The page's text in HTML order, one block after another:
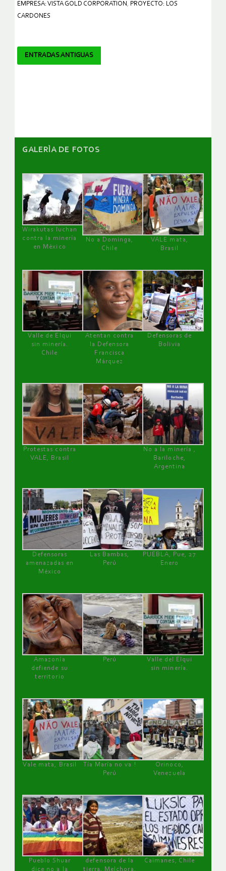
EMPRESA: VISTA GOLD CORPORATION , PROYECTO: LOS
CARDONES
Navegador
ENTRADAS ANTIGUAS
GALERÌA DE FOTOS
Wirakutas luchan
contra la minería
en México
No a Dominga,
Chile
VALE mata,
Brasil
Valle de Elqui
sin minería.
Chile
Atentan contra
la Defensora
Francisca
Márquez
Defensoras de
Bolivia
Protestas contra
VALE, Brasil
No a la minería ,
Bariloche,
Argentina
Defensoras
amenazadas en
México
Las Bambas,
Perú
PUEBLA, Pue, 27
Enero
Amazonía
defiende su
territorio
Perú
Valle del Elqui
sin minería.
Vale mata, Brasil
Tía María no va !
Perú
Orinoco,
Venezuela
Pueblo Shuar
dice no a la
defensora de la
tierra, Melchora,
Caimanes, Chile